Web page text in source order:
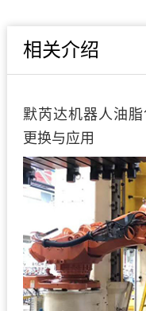
相关介绍
默芮达机器人油
更换与应用